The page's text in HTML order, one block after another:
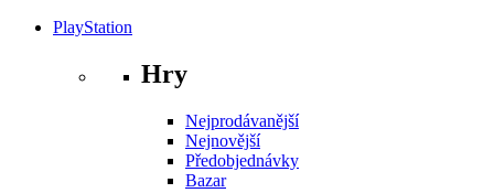
PlayStation
Hry
Nejprodávanější
Nejnovější
Předobjednávky
Bazar